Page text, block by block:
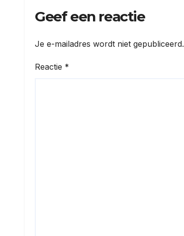
Geef een reactie
Je e-mailadres wordt niet gepubliceerd.
Reactie *